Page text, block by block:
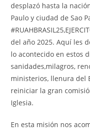
desplazó hasta la
Paulo y ciudad de Sao
del año 2025. Aquí les
lo acontecido en estos
sanidades,milagros,
ministerios, llenura del
reiniciar la gran
Iglesia.
En esta misión nos